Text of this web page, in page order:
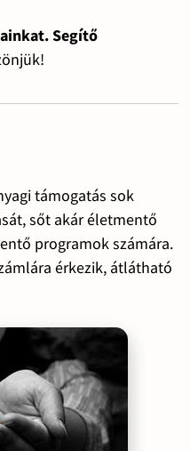
Segítő
támogatás sok
sőt akár életmentő
programok számára.
érkezik, átlátható